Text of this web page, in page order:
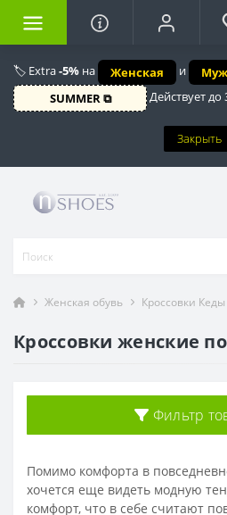
🏷️ Extra-5% на Женская и
SUMMER ⧉
Действует
Закрыть
Женская обувь Кроссовки Кеды
Кроссовки женские
Фильтр
Помимо комфорта в
хочется еще видеть модную
комфорт, что в себе считают